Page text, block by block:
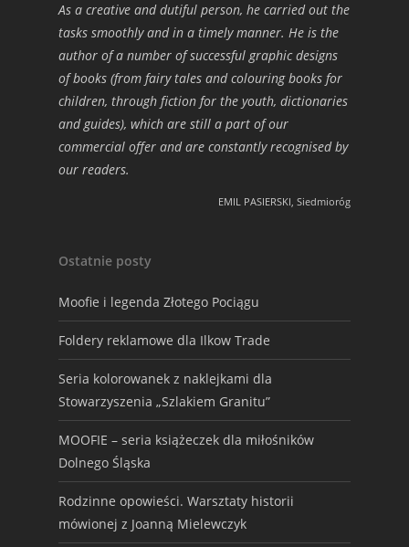
As a creative and dutiful person, he carried out the
tasks smoothly and in a timely manner. He is the
author of a number of successful graphic designs
of books (from fairy tales and colouring books for
children, through fiction for the youth, dictionaries
and guides), which are still a part of our
commercial offer and are constantly recognised by
our readers.
EMIL PASIERSKI, Siedmioróg
Ostatnie posty
Moofie i legenda Złotego Pociągu
Foldery reklamowe dla Ilkow Trade
Seria kolorowanek z naklejkami dla
Stowarzyszenia „Szlakiem Granitu”
MOOFIE – seria książeczek dla miłośników
Dolnego Śląska
Rodzinne opowieści. Warsztaty historii
mówionej z Joanną Mielewczyk